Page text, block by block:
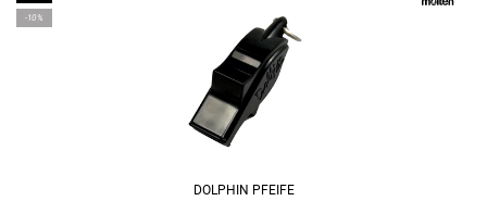
-10%
DOLPHIN PFEIFE